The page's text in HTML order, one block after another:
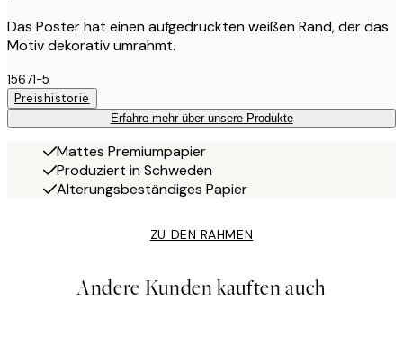
Das Poster hat einen aufgedruckten weißen Rand, der das
Motiv dekorativ umrahmt.
15671-5
Preishistorie
Erfahre mehr über unsere Produkte
Mattes Premiumpapier
Produziert in Schweden
Alterungsbeständiges Papier
ZU DEN RAHMEN
Andere Kunden kauften auch